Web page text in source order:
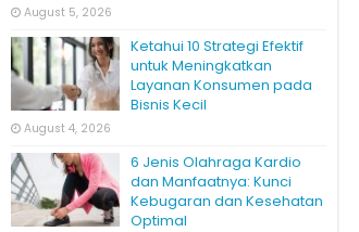
August 5, 2026
Ketahui 10 Strategi Efektif
untuk Meningkatkan
Layanan Konsumen pada
Bisnis Kecil
August 4, 2026
6 Jenis Olahraga Kardio
dan Manfaatnya: Kunci
Kebugaran dan Kesehatan
Optimal